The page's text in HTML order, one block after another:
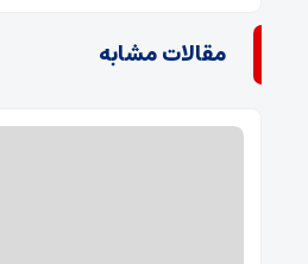
مقالات مشابه